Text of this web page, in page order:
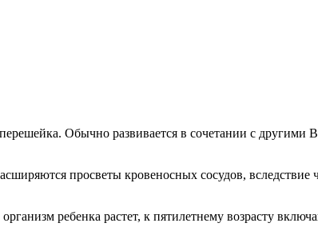
Обычно развивается в сочетании с
просветы кровеносных сосудов, вследствие
ребенка растет, к пятилетнему возрасту